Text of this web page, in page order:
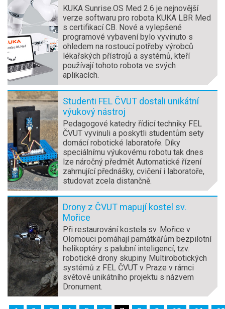
KUKA Sunrise.OS Med 2.6 je nejnovější
verze softwaru pro robota KUKA LBR Med
s certifikací CB. Nové a vylepšené
programové vybavení bylo vyvinuto s
ohledem na rostoucí potřeby výrobců
lékařských přístrojů a systémů, kteří
používají tohoto robota ve svých
aplikacích.
Studenti FEL ČVUT dostali unikátní
výukový nástroj
Pedagogové katedry řídicí techniky FEL
ČVUT vyvinuli a poskytli studentům sety
domácí robotické laboratoře. Díky
speciálnímu výukovému robotu tak dnes
lze náročný předmět Automatické řízení
zahrnující přednášky, cvičení i laboratoře,
studovat zcela distančně.
Drony z ČVUT mapují kostel sv.
Mořice
Při restaurování kostela sv. Mořice v
Olomouci pomáhají památkářům bezpilotní
helikoptéry s palubní inteligencí, tzv.
robotické drony skupiny Multirobotických
systémů z FEL ČVUT v Praze v rámci
světově unikátního projektu s názvem
Dronument.